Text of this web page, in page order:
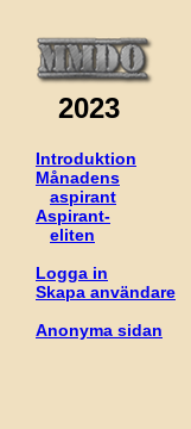
2023
Introduktion
Månadens
aspirant
Aspirant-
eliten
Logga in
Skapa användare
Anonyma sidan